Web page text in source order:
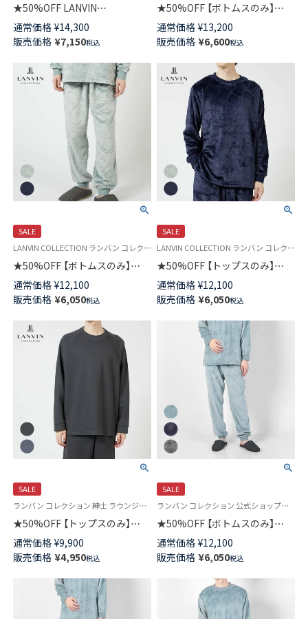
★50%OFF LANVIN
COLLECTION 中綿二ットキル
ト ベスト JLロゴ 半纏 はんてん
【M・Lサイズ】 前ボタン 前開き
メンズ 54438025
通常価格 ¥14,300
販売価格 ¥7,150税込
★50%OFF 【ボトムスのみ】
LANVIN COLLECTION 【LLサイ
ズ】 滑らかフリース シルキーマ
イヤー スウェットパンツ 長ズ
ボン ボトムス ラウンジウェア
メンズ 54437033
通常価格 ¥13,200
販売価格 ¥6,600税込
SALE
LANVIN COLLECTION ランバン コレクション メンズ スウェットパンツ
★50%OFF 【ボトムスのみ】
LANVIN COLLECTION ランバン
コレクション 【M・Lサイズ】 滑
らかフリース シルキーマイヤー
スウェットパンツ 長ズボン ボ
トムス ラウンジウェア メンズ
男性 紳士 部屋着 あたたかい プ
レゼント ギフト 54436033
通常価格 ¥12,100
販売価格 ¥6,050税込
SALE
LANVIN COLLECTION ランバン コレクション トップス トレーナー
★50%OFF 【トップスのみ】
LANVIN COLLECTION 【LLサイ
ズ】 滑らかフリース シルキーマ
イヤー クルーネック 長袖 トッ
プス スウェットシャツ ラウン
ジウェア メンズ 54435032
通常価格 ¥12,100
販売価格 ¥6,050税込
SALE
ランバン コレクション 紳士 ラウンジウェア スウェットシャツ あたたかい
★50%OFF 【トップスのみ】
LANVIN COLLECTION 【M・Lサ
イズ】 針抜きダブルフェイス ク
ルーネック 長袖 トップス メン
ズ 54434030
通常価格 ¥9,900
販売価格 ¥4,950税込
SALE
ランバン コレクション 公式ショップ＜スウェットパンツ＞
★50%OFF 【ボトムスのみ】
LANVIN COLLECTION 滑らかフ
リース ロングパンツ シルキー
マイヤー 【LLサイズ】 長ズボン
スウェット メンズ 54427061
通常価格 ¥12,100
販売価格 ¥6,050税込